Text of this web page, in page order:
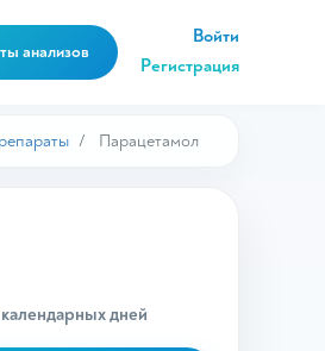
анализов
Войти
Регистрация
Парацетамол
дней